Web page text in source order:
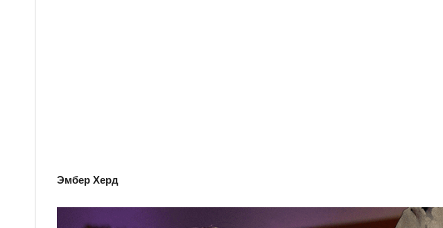
Эмбер Херд